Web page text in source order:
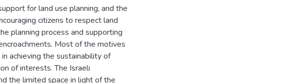
for land use planning, and the
citizens to respect land
planning process and supporting
Most of the motives
achieving the sustainability of
of interests. The Israeli
the limited space in light of the